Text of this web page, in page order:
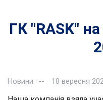
ГК "RASK" на
Новини 18 вересня